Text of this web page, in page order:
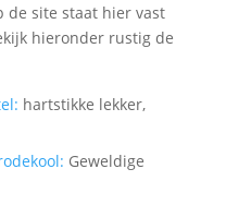
de site staat hier vast
hieronder rustig de
hartstikke lekker,
Geweldige